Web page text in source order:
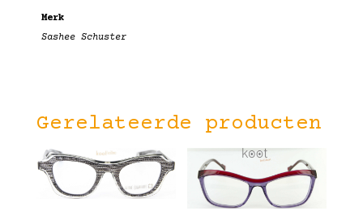
Merk
Sashee Schuster
Gerelateerde producten